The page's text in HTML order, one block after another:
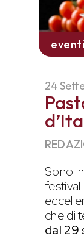
eventi
24
Sono
festival
che di
dal 29